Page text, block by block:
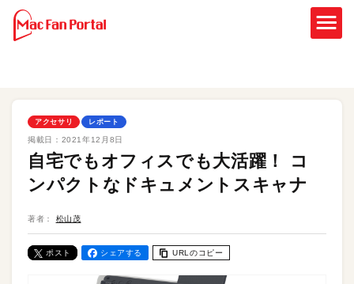
アクセサリ レポート
掲載日： 2021年12月8日
自宅でもオフィスでも大活躍！ コ
ンパクトなドキュメントスキャナ
著者： 松山茂
ポスト シェアする URLのコピー